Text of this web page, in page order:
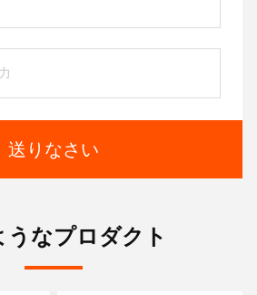
送りなさい
うなプロダクト